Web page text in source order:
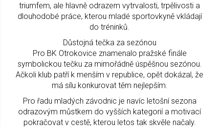
triumfem, ale hlavně odrazem vytrvalosti, trpělivosti a
dlouhodobé práce, kterou mladé sportovkyně vkládají
do tréninků.
Důstojná tečka za sezónou
Pro BK Otrokovice znamenalo pražské finále
symbolickou tečku za mimořádně úspěšnou sezónou.
Ačkoli klub patří k menším v republice, opět dokázal, že
má sílu konkurovat těm nejlepším.
Pro řadu mladých závodnic je navíc letošní sezona
odrazovým můstkem do vyšších kategorií a motivací
pokračovat v cestě, kterou letos tak skvěle načaly.